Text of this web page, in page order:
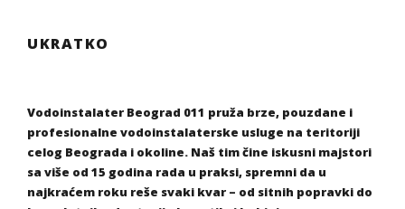
UKRATKO
Vodoinstalater Beograd 011 pruža brze, pouzdane i
profesionalne vodoinstalaterske usluge na teritoriji
celog Beograda i okoline. Naš tim čine iskusni majstori
sa više od 15 godina rada u praksi, spremni da u
najkraćem roku reše svaki kvar – od sitnih popravki do